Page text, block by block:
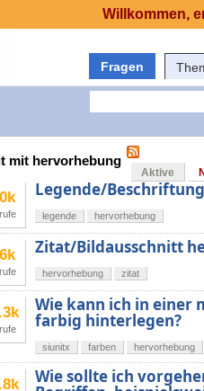
Fragen
mit hervorhebung
Aktive
Legende/
legende hervorhebung
Zitat/Bildausschnitt
hervorhebung zitat
Wie kann ich in einer
farbig hinterlegen?
siunitx farben hervorhebung
Wie sollte ich
Willkommen,